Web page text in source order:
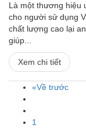
Là một thương hiệu
cho người sử dụng
chất lượng cao lại
giúp...
Xem chi tiết
«Về trước
1